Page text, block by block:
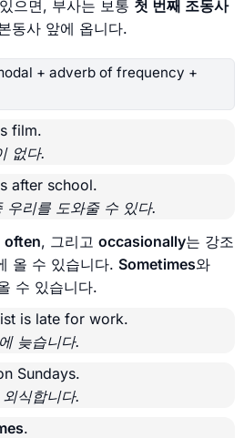
으면, 부사는 보통 첫 번째 조동사
동사 앞에 옵니다.
+ adverb of frequency +
film.
없다.
after school.
우리를 도와줄 수 있다.
often, 그리고 occasionally는 강조
올 수 있습니다. Sometimes와
수 있습니다.
is late for work.
늦습니다.
Sundays.
식합니다.
.